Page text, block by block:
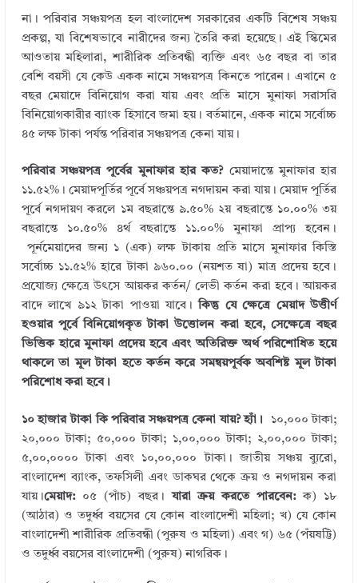
না। পরিবার সঞ্চয়পত্র হল বাংলাদেশ সরকারের একটি বিশেষ সঞ্চয়
প্রকল্প, যা বিশেষভাবে নারীদের জন্য তৈরি করা হয়েছে। এই স্কিমের
আওতায় মহিলারা, শারীরিক প্রতিবন্ধী ব্যক্তি এবং ৬৫ বছর বা তার
বেশি বয়সী যে কেউ একক নামে সঞ্চয়পত্র কিনতে পারেন। এখানে ৫
বছর মেয়াদে বিনিয়োগ করা যায় এবং প্রতি মাসে মুনাফা সরাসরি
বিনিয়োগকারীর ব্যাংক হিসাবে জমা হয়। বর্তমানে, একক নামে সর্বোচ্চ
৪৫ লক্ষ টাকা পর্যন্ত পরিবার সঞ্চয়পত্র কেনা যায়।
পরিবার সঞ্চয়পত্র পূর্বের মুনাফার হার কত?মেয়াদান্তে মুনাফার হার
১১.৫২%। মেয়াদপূর্তির পূর্বে সঞ্চয়পত্র নগদায়ন করা যায়। মেয়াদ পূর্তির
পূর্বে নগদায়ণ করলে ১ম বছরান্তে ৯.৫০% ২য় বছরান্তে ১০.০০% ৩য়
বছরান্তে ১০.৫০% ৪র্থ বছরান্তে ১১.০০% মুনাফা প্রাপ্য হবেন।
পূর্নমেয়াদের জন্য ১ (এক) লক্ষ টাকায় প্রতি মাসে মুনাফার কিস্তি
সর্বোচ্চ ১১.৫২% হারে টাকা ৯৬০.০০ (নয়শত ষা) মাত্র প্রদেয় হবে।
প্রযোজ্য ক্ষেত্রে উৎসে আয়কর কর্তন/ লেভী কর্তন করা হবে। আয়কর
বাদে লাখে ৯১২ টাকা পাওয়া যাবে।কিন্তু যে ক্ষেত্রে মেয়াদ উত্তীর্ণ
হওয়ার পূর্বে বিনিয়োগকৃত টাকা উত্তোলন করা হবে, সেক্ষেত্রে বছর
ভিত্তিক হারে মুনাফা প্রদেয় হবে এবং অতিরিক্ত অর্থ পরিশোধিত হয়ে
থাকলে তা মূল টাকা হতে কর্তন করে সমন্বয়পূর্বক অবশিষ্ট মূল টাকা
পরিশোধ করা হবে।
১০ হাজার টাকা কি পরিবার সঞ্চয়পত্র কেনা যায়? হ্যাঁ।
১০,০০০ টাকা;
২০,০০০ টাকা; ৫০,০০০ টাকা; ১,০০,০০০ টাকা; ২,০০,০০০ টাকা;
৫,০০,০০০০ টাকা এবং ১০,০০,০০০ টাকা। জাতীয় সঞ্চয় ব্যুরো,
বাংলাদেশ ব্যাংক, তফসিলী এবং ডাকঘর থেকে ক্রয় ও নগদায়ন করা
যায়।মেয়াদ:০৫ (পাঁচ) বছর।যারা ক্রয় করতে পারবেন:ক) ১৮
(আঠার) ও তদুর্ধ্ব বয়সের যে কোন বাংলাদেশী মহিলা; খ) যে কোন
বাংলাদেশী শারীরিক প্রতিবন্ধী (পুরুষ ও মহিলা) এবং গ) ৬৫ (পঁয়ষট্টি)
ও তদুর্ধ্ব বয়সের বাংলাদেশী (পুরুষ) নাগরিক।